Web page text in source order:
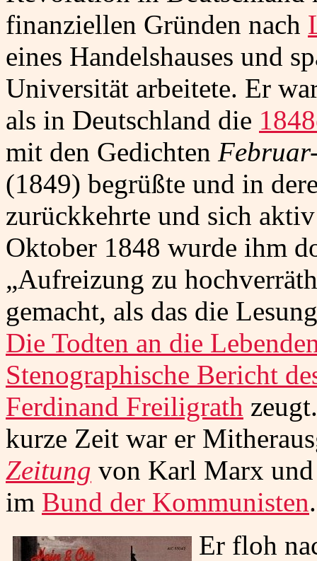
finanziellen Gründen nach
eines Handelshauses und
Universität arbeitete. Er
als in Deutschland die
mit den Gedichten
(1849) begrüßte und in
zurückkehrte und sich
Oktober 1848 wurde ihm
„Aufreizung zu
gemacht, als das die
Die Todten an die
Stenographische Bericht
Ferdinand Freiligrath
kurze Zeit war er
Zeitung von Karl Marx
im Bund der Kommunisten.
Er floh